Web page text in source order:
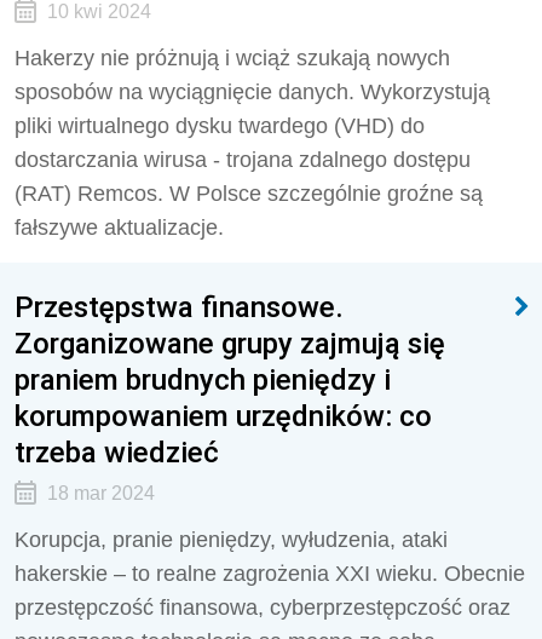
10 kwi 2024
Hakerzy nie próżnują i wciąż szukają nowych
sposobów na wyciągnięcie danych. Wykorzystują
pliki wirtualnego dysku twardego (VHD) do
dostarczania wirusa - trojana zdalnego dostępu
(RAT) Remcos. W Polsce szczególnie groźne są
fałszywe aktualizacje.
Przestępstwa finansowe.
Zorganizowane grupy zajmują się
praniem brudnych pieniędzy i
korumpowaniem urzędników: co
trzeba wiedzieć
18 mar 2024
Korupcja, pranie pieniędzy, wyłudzenia, ataki
hakerskie – to realne zagrożenia XXI wieku. Obecnie
przestępczość finansowa, cyberprzestępczość oraz